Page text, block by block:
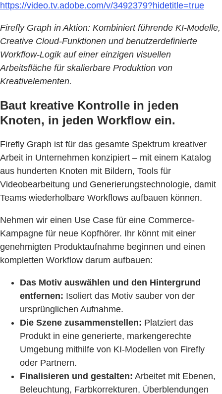
https://video.tv.adobe.com/v/3492379?hidetitle=true
Firefly Graph in Aktion: Kombiniert führende KI-Modelle,
Creative Cloud-Funktionen und benutzerdefinierte
Workflow-Logik auf einer einzigen visuellen
Arbeitsfläche für skalierbare Produktion von
Kreativelementen.
Baut kreative Kontrolle in jeden
Knoten, in jeden Workflow ein.
Firefly Graph ist für das gesamte Spektrum kreativer
Arbeit in Unternehmen konzipiert – mit einem Katalog
aus hunderten Knoten mit Bildern, Tools für
Videobearbeitung und Generierungstechnologie, damit
Teams wiederholbare Workflows aufbauen können.
Nehmen wir einen Use Case für eine Commerce-
Kampagne für neue Kopfhörer. Ihr könnt mit einer
genehmigten Produktaufnahme beginnen und einen
kompletten Workflow darum aufbauen:
Das Motiv auswählen und den Hintergrund
entfernen: Isoliert das Motiv sauber von der
ursprünglichen Aufnahme.
Die Szene zusammenstellen: Platziert das
Produkt in eine generierte, markengerechte
Umgebung mithilfe von KI-Modellen von Firefly
oder Partnern.
Finalisieren und gestalten: Arbeitet mit Ebenen,
Beleuchtung, Farbkorrekturen, Überblendungen